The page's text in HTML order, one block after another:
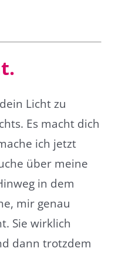
Licht zu
Es macht dich
ich jetzt
über meine
in dem
mir genau
Sie wirklich
dann trotzdem